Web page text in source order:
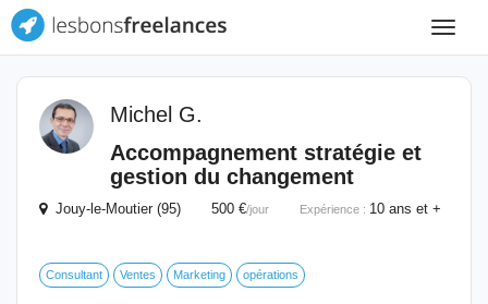
Toggle
Michel G.
Accompagnement stratégie et
gestion du changement
Jouy-le-Moutier (95) 500 €/jour Expérience : 10 ans et +
Consultant Ventes Marketing opérations